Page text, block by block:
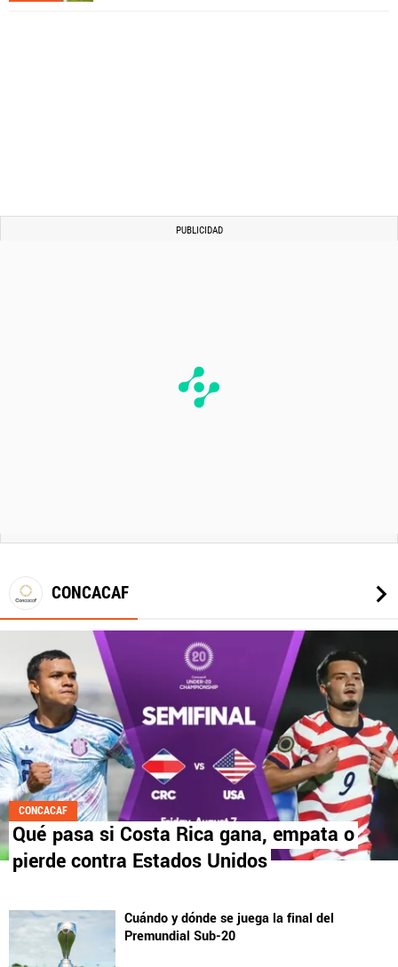
CONCACAF
CONCACAF
Qué pasa si Costa Rica gana, empata o
pierde contra Estados Unidos
Cuándo y dónde se juega la final del
Premundial Sub-20